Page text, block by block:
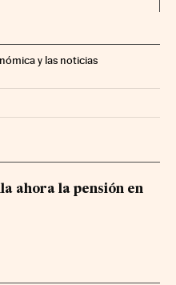
y las noticias
ahora la pensión en